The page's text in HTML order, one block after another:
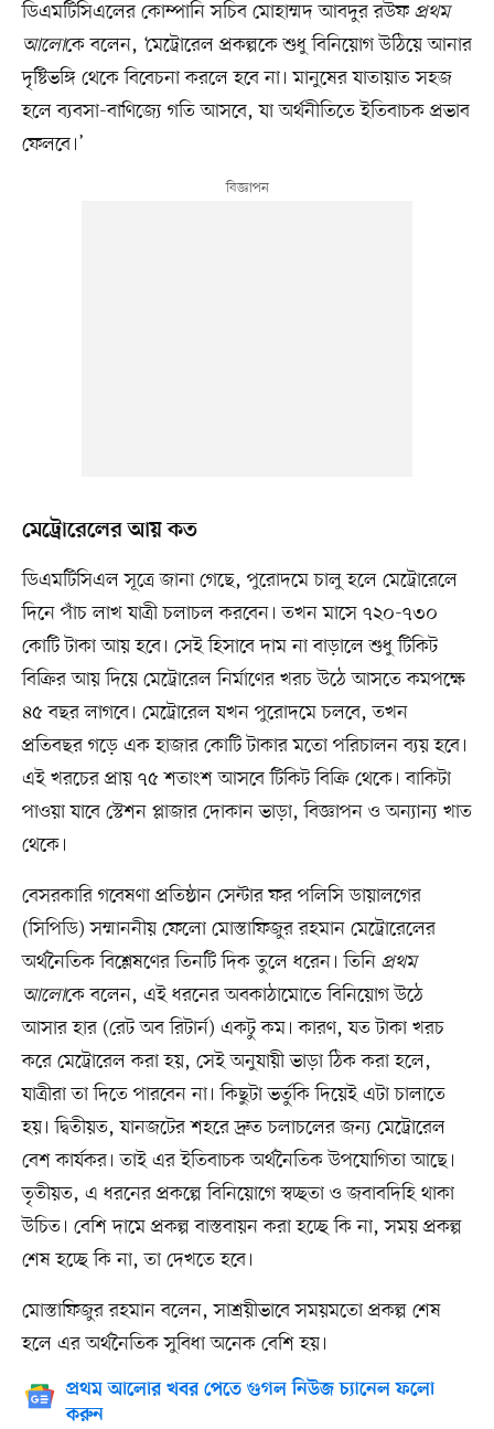
ডিএমটিসিএলের কোম্পানি সচিব মোহাম্মদ আবদুর রউফপ্রথম
আলোকে বলেন, ‘মেট্রোরেল প্রকল্পকে শুধু বিনিয়োগ উঠিয়ে আনার
দৃষ্টিভঙ্গি থেকে বিবেচনা করলে হবে না। মানুষের যাতায়াত সহজ
হলে ব্যবসা-বাণিজ্যে গতি আসবে, যা অর্থনীতিতে ইতিবাচক প্রভাব
ফেলবে।’
মেট্রোরেলের আয় কত
ডিএমটিসিএল সূত্রে জানা গেছে, পুরোদমে চালু হলে মেট্রোরেলে
দিনে পাঁচ লাখ যাত্রী চলাচল করবেন। তখন মাসে ৭২০-৭৩০
কোটি টাকা আয় হবে। সেই হিসাবে দাম না বাড়ালে শুধু টিকিট
বিক্রির আয় দিয়ে মেট্রোরেল নির্মাণের খরচ উঠে আসতে কমপক্ষে
৪৫ বছর লাগবে। মেট্রোরেল যখন পুরোদমে চলবে, তখন
প্রতিবছর গড়ে এক হাজার কোটি টাকার মতো পরিচালন ব্যয় হবে।
এই খরচের প্রায় ৭৫ শতাংশ আসবে টিকিট বিক্রি থেকে। বাকিটা
পাওয়া যাবে স্টেশন প্লাজার দোকান ভাড়া, বিজ্ঞাপন ও অন্যান্য খাত
থেকে।
বেসরকারি গবেষণা প্রতিষ্ঠান সেন্টার ফর পলিসি ডায়ালগের
(সিপিডি) সম্মাননীয় ফেলো মোস্তাফিজুর রহমান মেট্রোরেলের
অর্থনৈতিক বিশ্লেষণের তিনটি দিক তুলে ধরেন। তিনি প্রথম
আলোকে বলেন, এই ধরনের অবকাঠামোতে বিনিয়োগ উঠে
আসার হার (রেট অব রিটার্ন) একটু কম। কারণ, যত টাকা খরচ
করে মেট্রোরেল করা হয়, সেই অনুযায়ী ভাড়া ঠিক করা হলে,
যাত্রীরা তা দিতে পারবেন না। কিছুটা ভর্তুকি দিয়েই এটা চালাতে
হয়। দ্বিতীয়ত, যানজটের শহরে দ্রুত চলাচলের জন্য মেট্রোরেল
বেশ কার্যকর। তাই এর ইতিবাচক অর্থনৈতিক উপযোগিতা আছে।
তৃতীয়ত, এ ধরনের প্রকল্পে বিনিয়োগে স্বচ্ছতা ও জবাবদিহি থাকা
উচিত। বেশি দামে প্রকল্প বাস্তবায়ন করা হচ্ছে কি না, সময় প্রকল্প
শেষ হচ্ছে কি না, তা দেখতে হবে।
মোস্তাফিজুর রহমান বলেন, সাশ্রয়ীভাবে সময়মতো প্রকল্প শেষ
হলে এর অর্থনৈতিক সুবিধা অনেক বেশি হয়।
প্রথম আলোর খবর পেতে গুগল নিউজ চ্যানেল ফলো
করুন